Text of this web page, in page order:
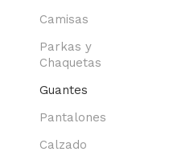
Camisas
Parkas y
Chaquetas
Guantes
Pantalones
Calzado